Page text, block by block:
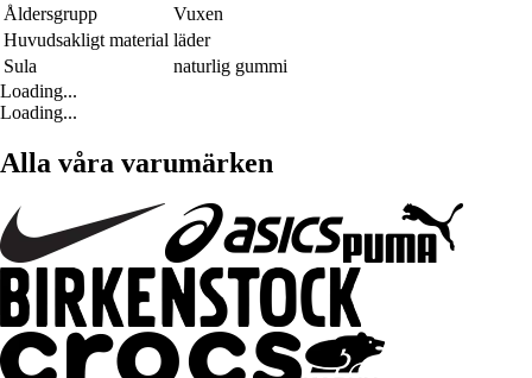
Åldersgrupp
Vuxen
Huvudsakligt material läder
Sula
naturlig gummi
Loading...
Loading...
Alla våra varumärken